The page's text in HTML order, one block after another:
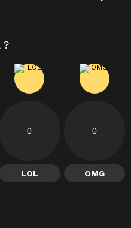
0
LOL
0
OMG